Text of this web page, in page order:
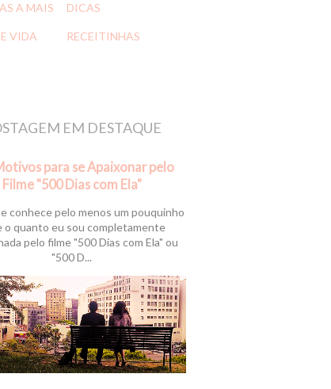
A MAIS DICAS
VIDA RECEITINHAS
EM DESTAQUE
para se Apaixonar pelo
Filme "500 Dias com Ela"
conhece pelo menos um pouquinho
o quanto eu sou completamente
pelo filme "500 Dias com Ela" ou
"500 D...